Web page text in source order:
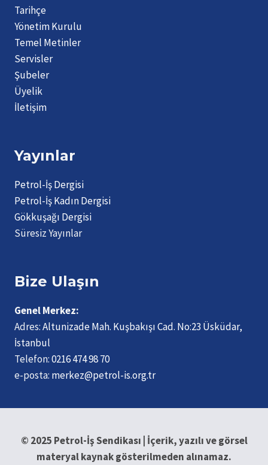
Tarihçe
Yönetim Kurulu
Temel Metinler
Servisler
Şubeler
Üyelik
İletişim
Yayınlar
Petrol-İş Dergisi
Petrol-İş Kadın Dergisi
Gökkuşağı Dergisi
Süresiz Yayınlar
Bize Ulaşın
Genel Merkez:
Adres:Altunizade Mah. Kuşbakışı Cad. No:23 Üsküdar,
İstanbul
Telefon:0216 474 98 70
e-posta: merkez@petrol-is.org.tr
© 2025 Petrol-İş Sendikası | İçerik, yazılı ve görsel
materyal kaynak gösterilmeden alınamaz.